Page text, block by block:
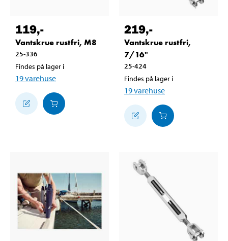
119,-
Vantskrue rustfri, M8
25-336
Findes på lager i
19varehuse
219,-
Vantskrue rustfri,
7/16"
25-424
Findes på lager i
19varehuse